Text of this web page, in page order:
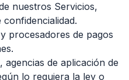
nuestros Servicios,
procesadores de pagos
de aplicación de
lo requiera la ley o